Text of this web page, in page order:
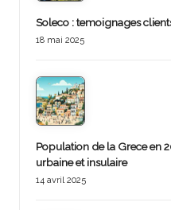
Soleco : temoignages
18 mai 2025
Population de la Grece en
urbaine et insulaire
14 avril 2025